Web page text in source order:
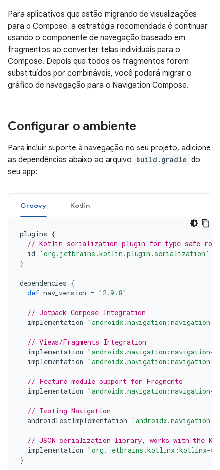
Para aplicativos que estão migrando de visualizações
para o Compose, a estratégia recomendada é continuar
usando o componente de navegação baseado em
fragmentos ao converter telas individuais para o
Compose. Depois que todos os fragmentos forem
substituídos por combináveis, você poderá migrar o
gráfico de navegação para o Navigation Compose.
Configurar o ambiente
Para incluir suporte à navegação no seu projeto, adicione
as dependências abaixo ao arquivo build.gradle do
seu app:
Groovy Kotlin
plugins {
// Kotlin serialization plugin for type safe
id
'org.jetbrains.kotlin.plugin.serialization'
}
dependencies {
def nav_version = "2.9.8"
// Jetpack Compose Integration
implementation "androidx.navigation:navigation-
// Views/Fragments Integration
implementation "androidx.navigation:navigation-
implementation "androidx.navigation:navigation-
// Feature module support for Fragments
implementation "androidx.navigation:navigation-
// Testing Navigation
androidTestImplementation
// JSON serialization library, works with the
implementation "org.jetbrains.kotlinx:kotlinx-
}